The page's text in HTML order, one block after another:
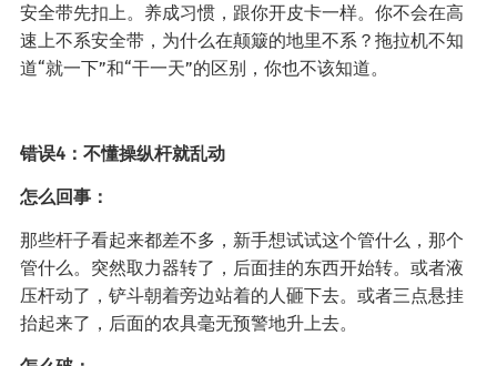
安全带先扣上。养成习惯，跟你开皮卡一样。你不会在高
速上不系安全带，为什么在颠簸的地里不系？拖拉机不知
道“就一下”和“干一天”的区别，你也不该知道。
错误4：不懂操纵杆就乱动
怎么回事：
那些杆子看起来都差不多，新手想试试这个管什么，那个
管什么。突然取力器转了，后面挂的东西开始转。或者液
压杆动了，铲斗朝着旁边站着的人砸下去。或者三点悬挂
抬起来了，后面的农具毫无预警地升上去。